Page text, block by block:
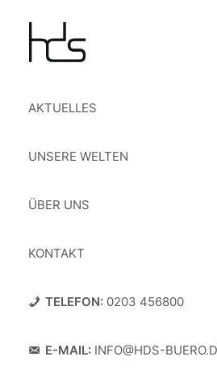
AKTUELLES
UNSERE WELTEN
ÜBER UNS
KONTAKT
TELEFON: 0203 456800
E-MAIL: INFO@HDS-